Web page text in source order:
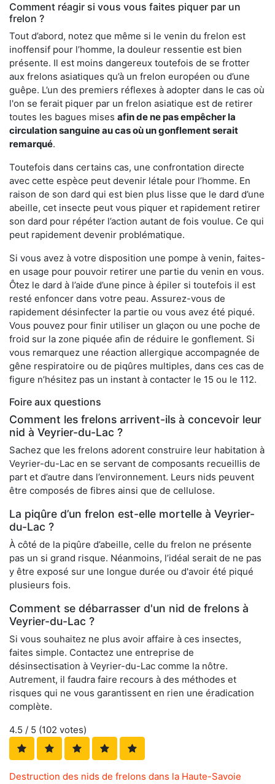
Comment réagir si vous vous faites piquer par un
frelon ?
Tout d’abord, notez que même si le venin du frelon est
inoffensif pour l’homme, la douleur ressentie est bien
présente. Il est moins dangereux toutefois de se frotter
aux frelons asiatiques qu’à un frelon européen ou d’une
guêpe. L’un des premiers réflexes à adopter dans le cas où
l'on se ferait piquer par un frelon asiatique est de retirer
toutes les bagues mises afin de ne pas empêcher la
circulation sanguine au cas où un gonflement serait
remarqué.
Toutefois dans certains cas, une confrontation directe
avec cette espèce peut devenir létale pour l’homme. En
raison de son dard qui est bien plus lisse que le dard d’une
abeille, cet insecte peut vous piquer et rapidement retirer
son dard pour répéter l’action autant de fois voulue. Ce qui
peut rapidement devenir problématique.
Si vous avez à votre disposition une pompe à venin, faites-
en usage pour pouvoir retirer une partie du venin en vous.
Ôtez le dard à l’aide d’une pince à épiler si toutefois il est
resté enfoncer dans votre peau. Assurez-vous de
rapidement désinfecter la partie ou vous avez été piqué.
Vous pouvez pour finir utiliser un glaçon ou une poche de
froid sur la zone piquée afin de réduire le gonflement. Si
vous remarquez une réaction allergique accompagnée de
gêne respiratoire ou de piqûres multiples, dans ces cas de
figure n’hésitez pas un instant à contacter le 15 ou le 112.
Foire aux questions
Comment les frelons arrivent-ils à concevoir leur
nid à Veyrier-du-Lac ?
Sachez que les frelons adorent construire leur habitation à
Veyrier-du-Lac en se servant de composants recueillis de
part et d’autre dans l’environnement. Leurs nids peuvent
être composés de fibres ainsi que de cellulose.
La piqûre d’un frelon est-elle mortelle à Veyrier-
du-Lac ?
À côté de la piqûre d’abeille, celle du frelon ne présente
pas un si grand risque. Néanmoins, l’idéal serait de ne pas
y être exposé sur une longue durée ou d'avoir été piqué
plusieurs fois.
Comment se débarrasser d'un nid de frelons à
Veyrier-du-Lac ?
Si vous souhaitez ne plus avoir affaire à ces insectes,
faites simple. Contactez une entreprise de
désinsectisation à Veyrier-du-Lac comme la nôtre.
Autrement, il faudra faire recours à des méthodes et
risques qui ne vous garantissent en rien une éradication
complète.
4.5 / 5 (102 votes)
Destruction des nids de frelons dans la Haute-Savoie